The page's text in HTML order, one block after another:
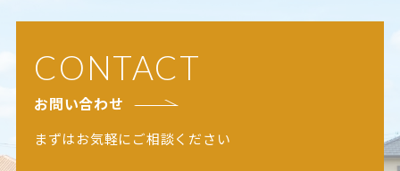
CONTACT
お問い合わせ
まずはお気軽にご相談ください